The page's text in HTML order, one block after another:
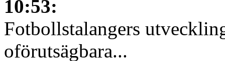
10:53:
Fotbollstalangers
oförutsägbara...